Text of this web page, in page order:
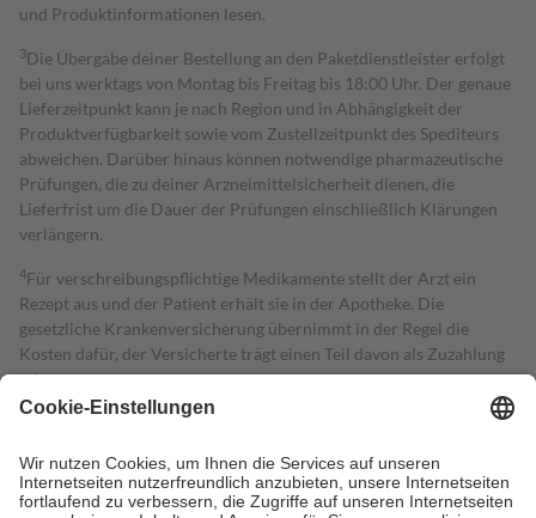
und Produktinformationen lesen.
3Die Übergabe deiner Bestellung an den Paketdienstleister erfolgt
bei uns werktags von Montag bis Freitag bis 18:00 Uhr. Der genaue
Lieferzeitpunkt kann je nach Region und in Abhängigkeit der
Produktverfügbarkeit sowie vom Zustellzeitpunkt des Spediteurs
abweichen. Darüber hinaus können notwendige pharmazeutische
Prüfungen, die zu deiner Arzneimittelsicherheit dienen, die
Lieferfrist um die Dauer der Prüfungen einschließlich Klärungen
verlängern.
4Für verschreibungspflichtige Medikamente stellt der Arzt ein
Rezept aus und der Patient erhält sie in der Apotheke. Die
gesetzliche Krankenversicherung übernimmt in der Regel die
Kosten dafür, der Versicherte trägt einen Teil davon als Zuzahlung
mit.
Grundsätzlich leisten Mitglieder Zuzahlungen in Höhe von zehn
höchstens zehn Euro.
Es sind jedoch nie mehr als die tatsächlichen
Kosten der Leistung zu entrichten.
Diese Regeln gelten grundsätzlich auch für Online-Apotheken.